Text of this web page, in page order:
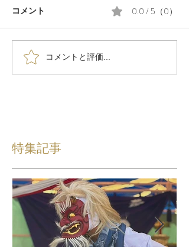
コメント 0.0 / 5（0）
コメントと評価...
特集記事